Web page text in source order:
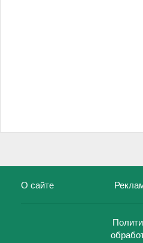
О сайте